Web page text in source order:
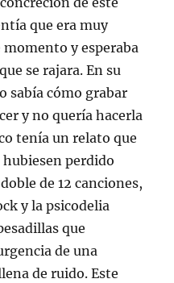
que era muy
momento y esperaba
se rajara. En su
sabía cómo grabar
y no quería hacerla
tenía un relato que
hubiesen perdido
de 12 canciones,
y la psicodelia
que
de una
de ruido. Este